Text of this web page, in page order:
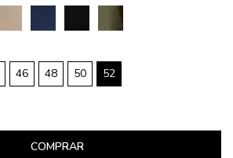
46 48 50 52
COMPRAR